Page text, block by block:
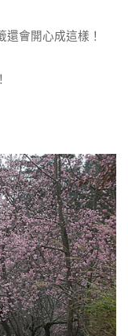
會開心成這樣！